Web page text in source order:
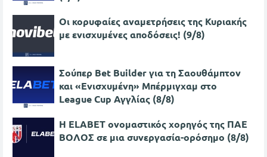
Oι κορυφαίες αναμετρήσεις της Κυριακής
με ενισχυμένες αποδόσεις! (9/8)
Σούπερ Bet Builder για τη Σαουθάμπτον
και «Ενισχυμένη» Μπέρμιγχαμ στο
League Cup Αγγλίας (8/8)
Η ELABET ονομαστικός χορηγός της ΠΑΕ
ΒΟΛΟΣ σε μια συνεργασία-ορόσημο (8/8)